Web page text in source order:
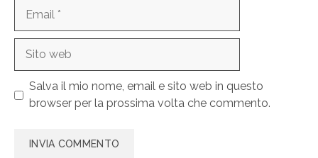
Salva il mio nome, email e sito web in questo
browser per la prossima volta che commento.